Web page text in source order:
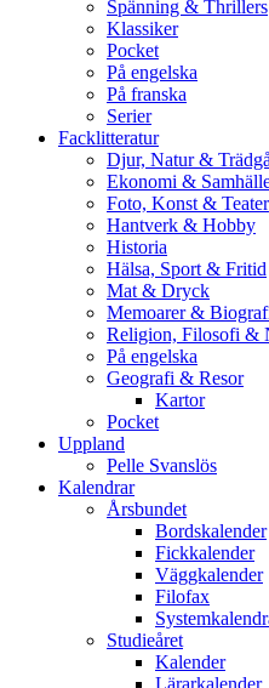
Spänning & Thrillers
Klassiker
Pocket
På engelska
På franska
Serier
Facklitteratur
Djur, Natur &
Ekonomi &
Foto, Konst & Teater
Hantverk & Hobby
Historia
Hälsa, Sport & Fritid
Mat & Dryck
Memoarer &
Religion, Filosofi &
På engelska
Geografi & Resor
Kartor
Pocket
Uppland
Pelle Svanslös
Kalendrar
Årsbundet
Bordskalender
Fickkalender
Väggkalender
Filofax
Studieåret
Kalender
Lärarkalender